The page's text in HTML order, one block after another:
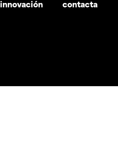
innovación contacta